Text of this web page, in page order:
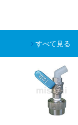
すべて見る